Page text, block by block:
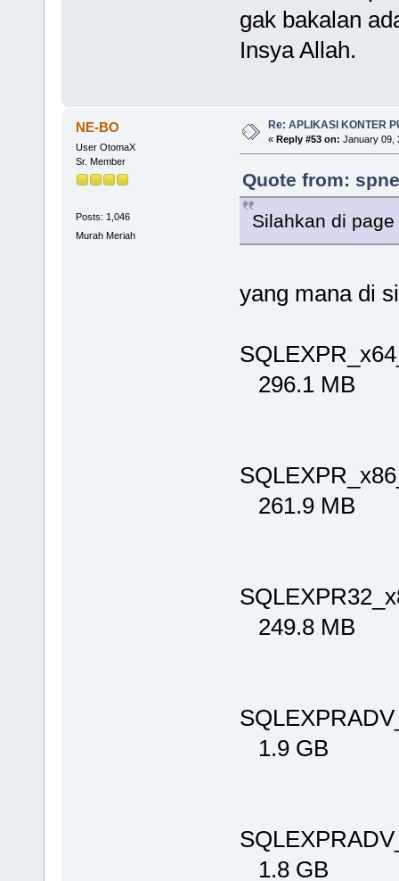
gak bakalan
Insya Allah.
NE-BO
User OtomaX
Sr. Member
Posts: 1,046
Murah Meriah
Re: APLIKASI KONTER
« Reply #53 on: January 09,
Quote from:
Silahkan di
yang mana di
296.1 MB
261.9 MB
249.8 MB
1.9 GB
1.8 GB